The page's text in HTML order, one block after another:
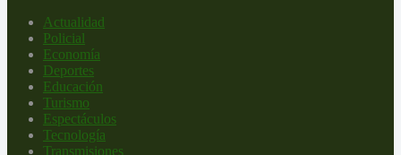
Actualidad
Policial
Economía
Deportes
Educación
Turismo
Espectáculos
Tecnología
Transmisiones